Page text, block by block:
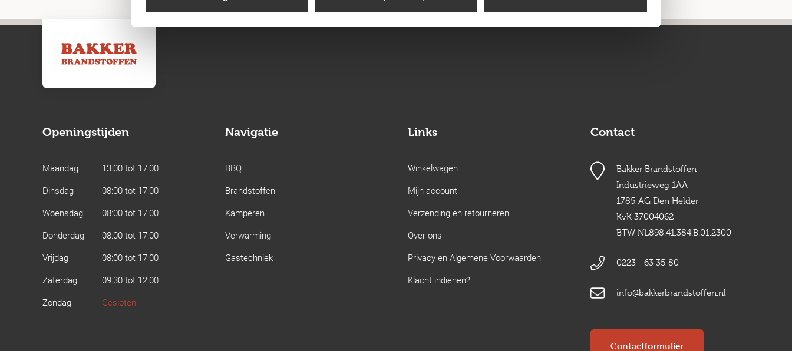
Openingstijden
Maandag
13:00 tot 17:00
Dinsdag
08:00 tot 17:00
Woensdag
08:00 tot 17:00
Donderdag
08:00 tot 17:00
Vrijdag
08:00 tot 17:00
Zaterdag
09:30 tot 12:00
Zondag
Gesloten
Navigatie
BBQ
Brandstoffen
Kamperen
Verwarming
Gastechniek
Links
Winkelwagen
Mijn account
Verzending en retourneren
Over ons
Privacy en Algemene Voorwaarden
Klacht indienen?
Contact
Bakker Brandstoffen
Industrieweg 1AA
1785 AG Den Helder
KvK 37004062
BTW NL898.41.384.B.01.2300
0223 - 63 35 80
info@bakkerbrandstoffen.nl
Contactformulier